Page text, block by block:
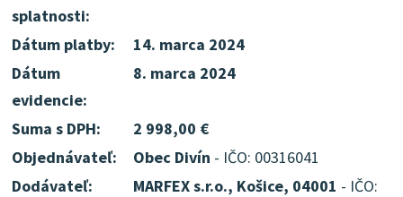
splatnosti:
Dátum platby:
14. marca 2024
Dátum
evidencie:
8. marca 2024
Suma s DPH:
2 998,00 €
Objednávateľ:
Obec Divín - IČO: 00316041
Dodávateľ:
MARFEX s.r.o., Košice, 04001 - IČO: